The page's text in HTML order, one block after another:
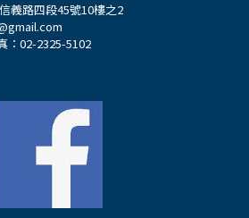
義路四段45號10樓之2
：02-2325-5102